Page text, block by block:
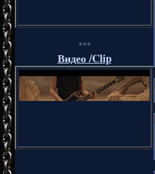
***
Видео /Clip